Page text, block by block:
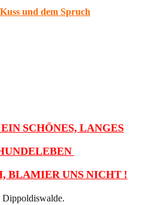
und dem Spruch
SCHÖNES, LANGES
BLAMIER UNS NICHT !
Dippoldiswalde.